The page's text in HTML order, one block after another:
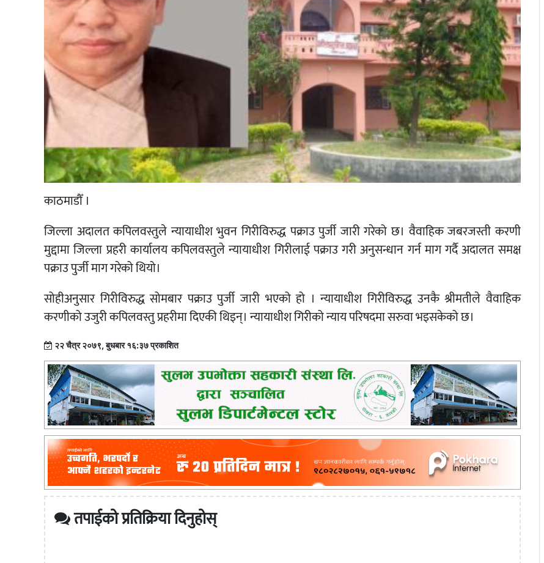
काठमाडौँ ।
जिल्ला अदालत कपिलवस्तुले न्यायाधीश भुवन गिरीविरुद्ध पक्राउ पुर्जी जारी गरेको छ। वैवाहिक जबरजस्ती करणी
मुद्दामा जिल्ला प्रहरी कार्यालय कपिलवस्तुले न्यायाधीश गिरीलाई पक्राउ गरी अनुसन्धान गर्न माग गर्दै अदालत समक्ष
पक्राउ पुर्जी माग गरेको थियो।
सोहीअनुसार गिरीविरुद्ध सोमबार पक्राउ पुर्जी जारी भएको हो । न्यायाधीश गिरीविरुद्ध उनकै श्रीमतीले वैवाहिक
करणीको उजुरी कपिलवस्तु प्रहरीमा दिएकी थिइन्। न्यायाधीश गिरीको न्याय परिषदमा सरुवा भइसकेको छ।
२२ चैत्र २०७९, बुधबार १६:३७ प्रकाशित
तपाईको प्रतिक्रिया दिनुहोस्